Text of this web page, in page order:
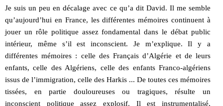
Je suis un peu en décalage avec ce qu’a dit David. Il me semble
qu’aujourd’hui en France, les différentes mémoires continuent à
jouer un rôle politique assez fondamental dans le débat public
intérieur, même s’il est inconscient. Je m’explique. Il y a
différentes mémoires : celle des Français d’Algérie et de leurs
enfants, celle des Algériens, celle des enfants Franco-algériens
issus de l’immigration, celle des Harkis ... De toutes ces mémoires
tissées, en partie douloureuses ou tragiques, résulte un
inconscient politique assez explosif. Il est instrumentalisé,